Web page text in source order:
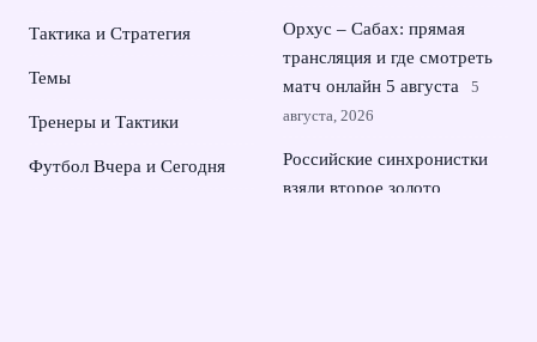
Тактика и Стратегия
Темы
Тренеры и Тактики
Футбол Вчера и Сегодня
Орхус – Сабах: прямая
трансляция и где смотреть
матч онлайн 5 августа
5
августа, 2026
Российские синхронистки
взяли второе золото